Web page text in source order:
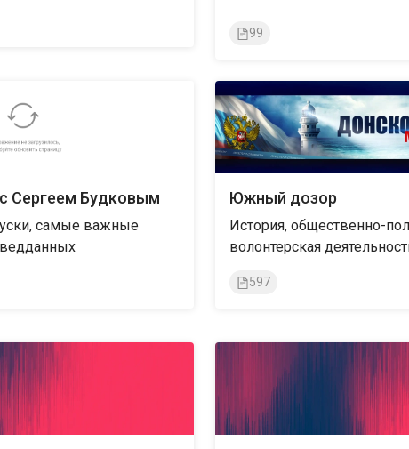
99
Будковым
самые важные
Южный дозор
История, общественно-
волонтерская
597